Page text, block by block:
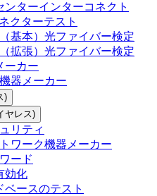
ンターインターコネクト
クターテスト
基本）光ファイバー検定
拡張）光ファイバー検定
ーカー
器メーカー
)
ヤレス)
リティ
ワーク機器メーカー
ード
効化
ベースのテスト